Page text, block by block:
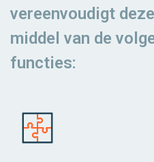
vereenvoudigt
middel van de
functies: